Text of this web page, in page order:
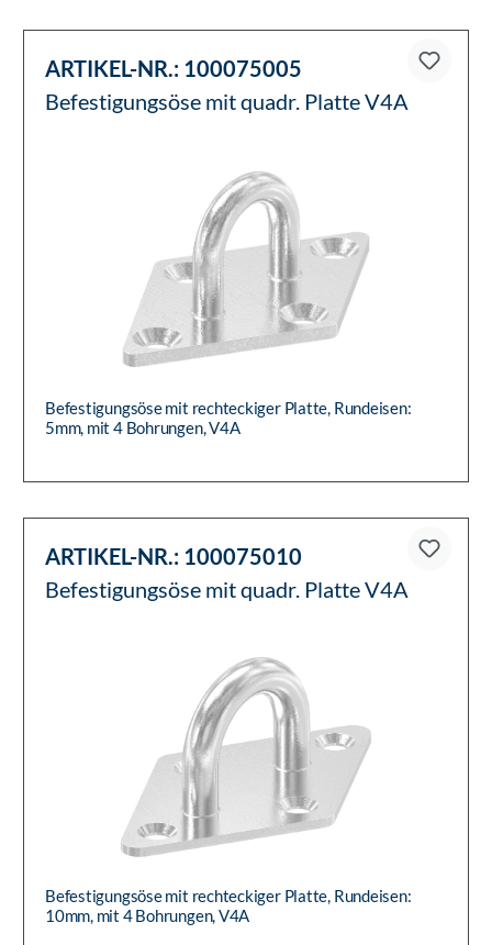
ARTIKEL-NR.: 100075005
Befestigungsöse mit quadr. Platte V4A
Befestigungsöse mit rechteckiger Platte, Rundeisen:
5mm, mit 4 Bohrungen, V4A
ARTIKEL-NR.: 100075010
Befestigungsöse mit quadr. Platte V4A
Befestigungsöse mit rechteckiger Platte, Rundeisen:
10mm, mit 4 Bohrungen, V4A